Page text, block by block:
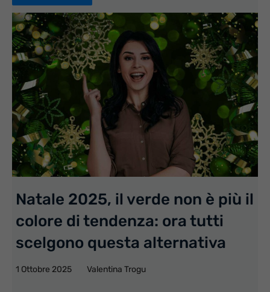
Natale 2025, il verde non è più il
colore di tendenza: ora tutti
scelgono questa alternativa
1 Ottobre 2025 Valentina Trogu